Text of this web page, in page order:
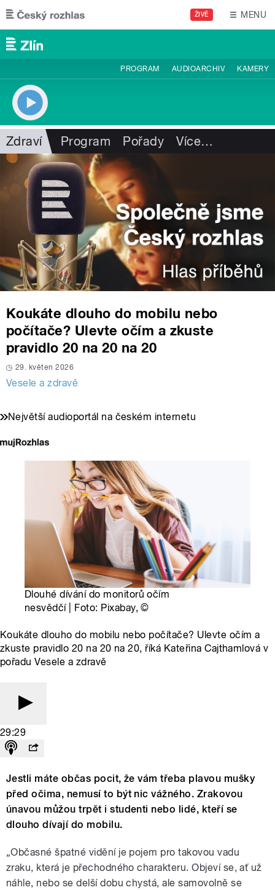
Přejít k hlavnímu obsahu
ŽIVĚ MENU
PROGRAM AUDIOARCHIV KAMERY
Zdraví Program Pořady Více…
Koukáte dlouho do mobilu nebo
počítače? Ulevte očím a zkuste
pravidlo 20 na 20 na 20
29. květen 2026
Vesele a zdravě
Největší audioportál na českém internetu
Dlouhé dívání do monitorů očím
nesvědčí | Foto: Pixabay,©
Koukáte dlouho do mobilu nebo počítače? Ulevte očím a
zkuste pravidlo 20 na 20 na 20, říká Kateřina Cajthamlová v
pořadu Vesele a zdravě
29:29
Jestli máte občas pocit, že vám třeba plavou mušky
před očima, nemusí to být nic vážného. Zrakovou
únavou můžou trpět i studenti nebo lidé, kteří se
dlouho dívají do mobilu.
„Občasné špatné vidění je pojem pro takovou vadu
zraku, která je přechodného charakteru. Objeví se, ať už
náhle, nebo se delší dobu chystá, ale samovolně se